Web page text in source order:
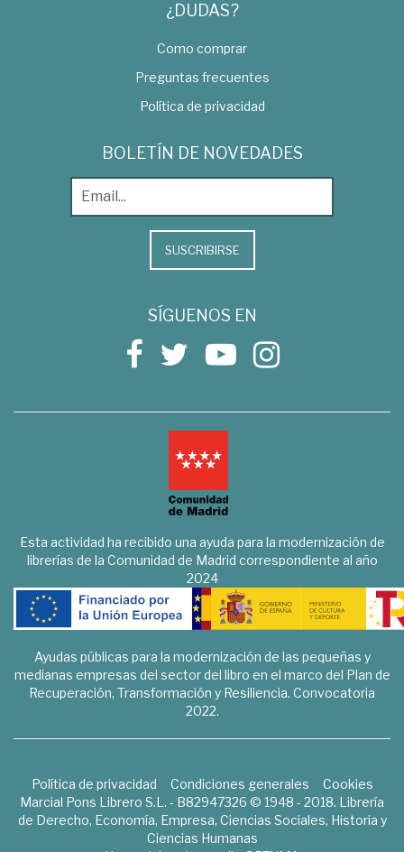
¿DUDAS?
Como comprar
Preguntas frecuentes
Política de privacidad
BOLETÍN DE NOVEDADES
SUSCRIBIRSE
SÍGUENOS EN
Esta actividad ha recibido una ayuda para la modernización de
librerías de la Comunidad de Madrid correspondiente al año
2024
Ayudas públicas para la modernización de las pequeñas y
medianas empresas del sector del libro en el marco del Plan de
Recuperación, Transformación y Resiliencia. Convocatoria
2022.
Política de privacidad Condiciones generales
Cookies
Marcial Pons Librero S.L. - B82947326 © 1948 - 2018. Librería
de Derecho, Economía, Empresa, Ciencias Sociales, Historia y
Ciencias Humanas